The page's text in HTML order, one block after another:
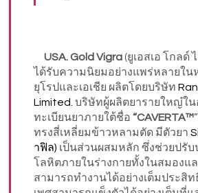
USA. Gold Vigra(ยูเอสเอ โกลด์
ได้รับความนิยมอย่างแพร่หลายใน
ยุโรปและเอเชีย ผลิตโดยบริษัท
Limited. บริษัทผู้ผลิตยารายใหญ๋ใน
ทะเบียนยาภายใต้ชื่อ “CAVERTA™
ทรงสี่เหลี่ยมข้าวหลามตัด มีตัวยา
าฟิล) เป็นส่วนผสมหลัก ซึ่งช่วยปรับ
โลหิตภายในร่างกายทั้งในสมองแ
สามารถทำงานได้อย่างเต็มประสิ